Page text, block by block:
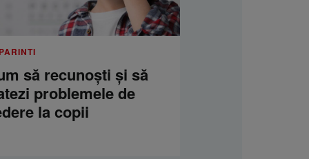
să recunoști și să
problemele de
la copii